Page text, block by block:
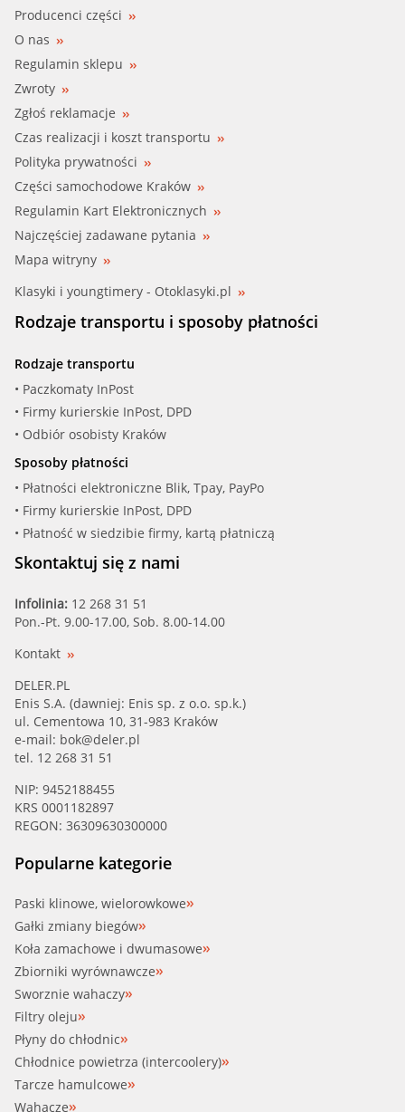
FIRST LINE (FTK038)
FIRST LINE (T263.91)
GATES (TH23491)
GATES (TH23491G1)
INDELDIS (29.14.179)
INTER (75121)
JPG (4314600219)
KW (580 327S)
MAHLE (TX 66 91D)
MOTORAD (346-91)
QUINTON HA (QTH267K)
SASIC (4000361)
TRISCAN (8620 11191)
VALEO (820907)
WAHLER (3469.91)
Producenci części
O nas
Regulamin sklepu
Zwroty
Zgłoś reklamacje
Czas realizacji i koszt transportu
Polityka prywatności
Części samochodowe Kraków
Regulamin Kart Elektronicznych
Najczęściej zadawane pytania
Mapa witryny
Klasyki i youngtimery - Otoklasyki.pl
Rodzaje transportu i sposoby płatności
Rodzaje transportu
• Paczkomaty InPost
• Firmy kurierskie InPost, DPD
• Odbiór osobisty Kraków
Sposoby płatności
• Płatności elektroniczne Blik, Tpay, PayPo
• Firmy kurierskie InPost, DPD
• Płatność w siedzibie firmy, kartą płatniczą
Skontaktuj się z nami
Infolinia: 12 268 31 51
Pon.-Pt. 9.00-17.00, Sob. 8.00-14.00
Kontakt
DELER.PL
Enis S.A. (dawniej: Enis sp. z o.o. sp.k.)
ul. Cementowa 10, 31-983 Kraków
e-mail: bok@deler.pl
tel. 12 268 31 51
NIP: 9452188455
KRS 0001182897
REGON: 36309630300000
Popularne kategorie
Paski klinowe, wielorowkowe
Gałki zmiany biegów
Koła zamachowe i dwumasowe
Zbiorniki wyrównawcze
Sworznie wahaczy
Filtry oleju
Płyny do chłodnic
Chłodnice powietrza (intercoolery)
Tarcze hamulcowe
Wahacze